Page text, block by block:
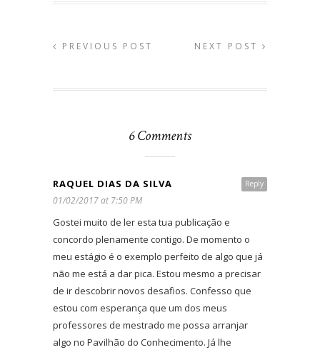
PREVIOUS POST NEXT POST
6 Comments
Reply
RAQUEL DIAS DA SILVA
01/02/2017 at 7:50 PM
Gostei muito de ler esta tua publicação e
concordo plenamente contigo. De momento o
meu estágio é o exemplo perfeito de algo que já
não me está a dar pica. Estou mesmo a precisar
de ir descobrir novos desafios. Confesso que
estou com esperança que um dos meus
professores de mestrado me possa arranjar
algo no Pavilhão do Conhecimento. Já lhe